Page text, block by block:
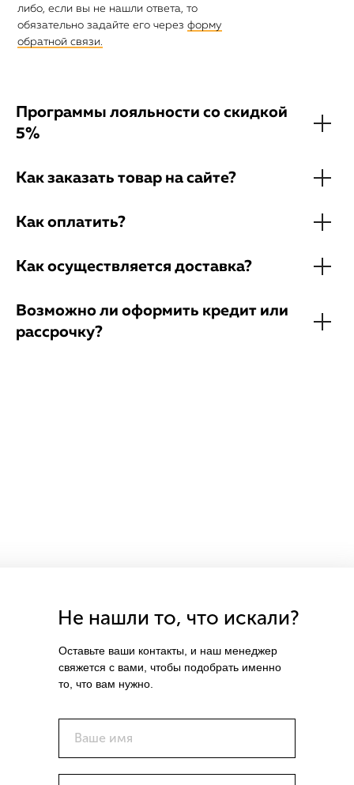
либо, если вы не нашли ответа, то
обязательно задайте его черезформу
обратной связи.
Программы лояльности со скидкой
5%
Как заказать товар на сайте?
Как оплатить?
Как осуществляется доставка?
Возможно ли оформить кредит или
рассрочку?
Ваше имя
Не нашли то, что искали?
Оставьте ваши контакты, и наш менеджер
свяжется с вами, чтобы подобрать именно
то, что вам нужно.